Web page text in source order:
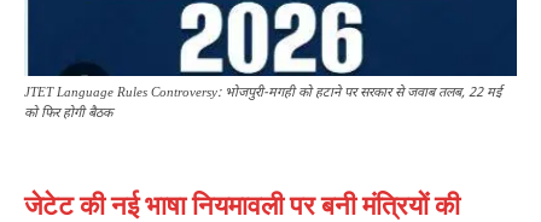
JTET Language Rules Controversy: भोजपुरी-मगही को हटाने पर सरकार से जवाब तलब, 22 मई
को फिर होगी बैठक
जेटेट की नई भाषा नियमावली पर बनी मंत्रियों की